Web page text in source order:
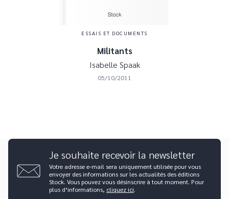
ESSAIS ET DOCUMENTS
Militants
Isabelle Spaak
05/10/2011
Je souhaite recevoir la newsletter
Votre adresse e-mail sera uniquement utilisée pour vous
envoyer des informations sur les actualités des éditions
Stock. Vous pouvez vous désinscrire à tout moment. Pour
plus d’informations, cliquez ici.